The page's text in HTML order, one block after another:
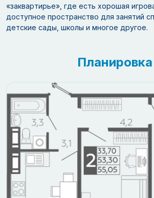
«заквартирье», где есть хорошая
доступное пространство для занятий
детские сады, школы и многое другое.
Планировка